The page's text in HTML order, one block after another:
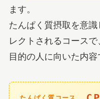
ます。
たんぱく質摂取を意
レクトされるコース
目的の人に向いた内容